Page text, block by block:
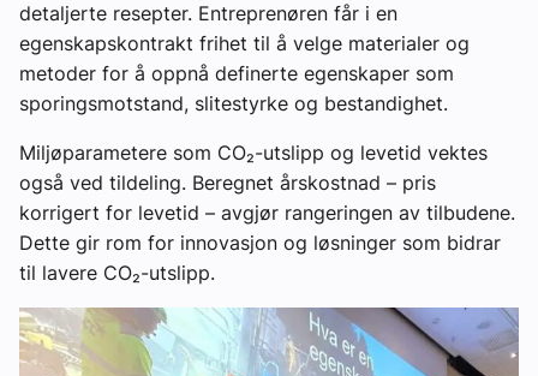
detaljerte resepter. Entreprenøren får i en
egenskapskontrakt frihet til å velge materialer og
metoder for å oppnå definerte egenskaper som
sporingsmotstand, slitestyrke og bestandighet.
Miljøparametere som CO₂-utslipp og levetid vektes
også ved tildeling. Beregnet årskostnad – pris
korrigert for levetid – avgjør rangeringen av tilbudene.
Dette gir rom for innovasjon og løsninger som bidrar
til lavere CO₂-utslipp.